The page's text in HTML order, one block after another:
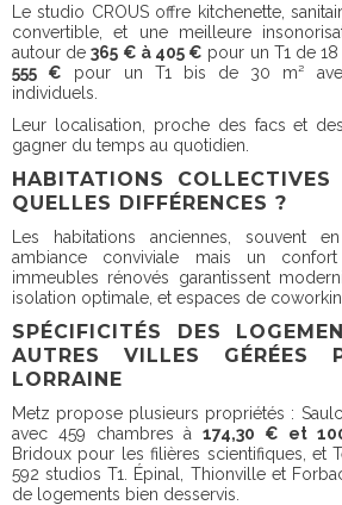
Le studio CROUS offre kitchenette,
convertible, et une meilleure
autour de365 € à 405 € pour un T1 de
555 € pour un T1 bis de 30 m²
individuels.
Leur localisation, proche des facs et
gagner du temps au quotidien.
HABITATIONS
QUELLES DIFFÉRENCES ?
Les habitations anciennes, souvent
ambiance conviviale mais un
immeubles rénovés garantissent
isolation optimale, et espaces de
SPÉCIFICITÉS DES
AUTRES VILLES GÉRÉES
LORRAINE
Metz propose plusieurs propriétés :
avec 459 chambres à174,30 € et
Bridoux pour les filières scientifiques, et
592 studios T1. Épinal, Thionville et
de logements bien desservis.